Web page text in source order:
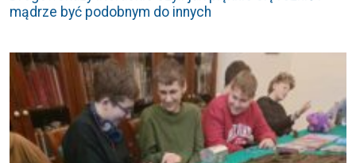
mądrze być podobnym do innych